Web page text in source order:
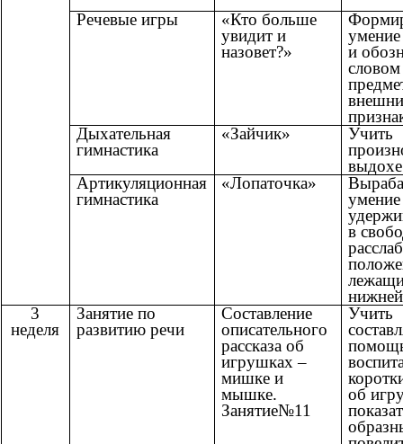
Речевые игры
«Кто больше
увидит и
назовет?»
и
словом
Дыхательная
гимнастика
«Зайчик»
Учить
Артикуляционная
гимнастика
«Лопаточка»
умение
в
3
неделя
Занятие по
развитию речи
Составление
описательного
рассказа об
игрушках –
мишке и
мышке.
Занятие№11
Учить
об